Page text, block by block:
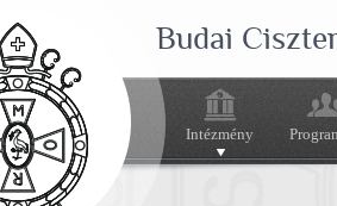
Budai
Intézmény